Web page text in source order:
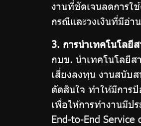
และ
การ
ทุจริต
การ
ดุลพินิจ
งานที่ชัดเจนลดการใ
กรณีและวงเงินที่มีอำ
3. การนำเทคโนโลยี
กบข. นำเทคโนโลยีส
เสี่ยงลงทุน งานสนับ
ตัดสินใจ ทำให้มีการ
เพื่อให้การทำงานมีป
End-to-End